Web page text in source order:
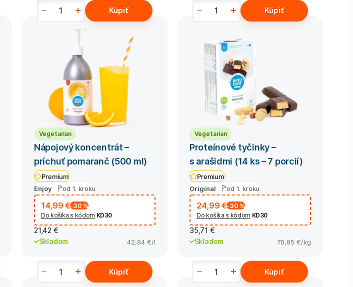
Kúpiť Kúpiť
Vegetarian
Nápojový koncentrát –
príchuť pomaranč (500 ml)
Premium
Enjoy od 1. kroku
14,99 €-30 %
Do košíka s kódom KD30
21,42 €
Skladom 42,84 €/l
Kúpiť
Vegetarian
Proteínové tyčinky –
s arašidmi (14 ks – 7 porcií)
Premium
Original od 1. kroku
24,99 €-30 %
Do košíka s kódom KD30
35,71 €
Skladom 70,85 €/kg
Kúpiť